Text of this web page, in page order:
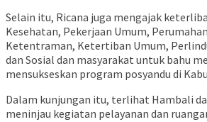
Selain itu, Ricana juga mengajak
Kesehatan, Pekerjaan Umum,
Ketentraman, Ketertiban Umum,
dan Sosial dan masyarakat untuk bahu
mensukseskan program posyandu di
Dalam kunjungan itu, terlihat Hambali
meninjau kegiatan pelayanan dan